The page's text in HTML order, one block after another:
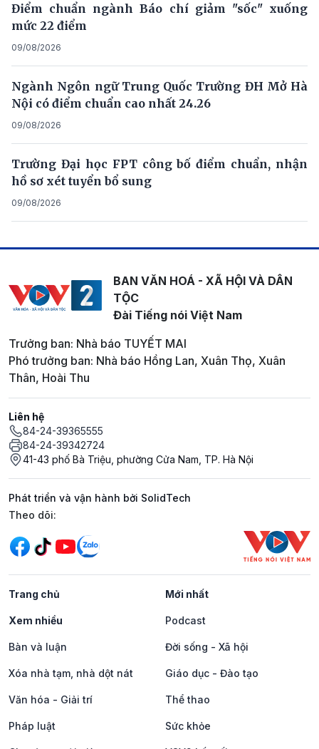
Điểm chuẩn ngành Báo chí giảm "sốc" xuống
mức 22 điểm
09/08/2026
Ngành Ngôn ngữ Trung Quốc Trường ĐH Mở Hà
Nội có điểm chuẩn cao nhất 24.26
09/08/2026
Trường Đại học FPT công bố điểm chuẩn, nhận
hồ sơ xét tuyển bổ sung
09/08/2026
BAN VĂN HOÁ - XÃ HỘI VÀ DÂN
TỘC
Đài Tiếng nói Việt Nam
Trưởng ban: Nhà báo TUYẾT MAI
Phó trưởng ban: Nhà báo Hồng Lan, Xuân Thọ, Xuân
Thân, Hoài Thu
Liên hệ
84-24-39365555
84-24-39342724
41-43 phố Bà Triệu, phường Cửa Nam, TP. Hà Nội
Phát triển và vận hành bởi SolidTech
Mạng xã hội
Theo dõi:
Trang chủ Mới nhất
Xem nhiều Podcast
Bàn và luận Đời sống - Xã hội
Xóa nhà tạm, nhà dột nát Giáo dục - Đào tạo
Văn hóa - Giải trí Thể thao
Pháp luật Sức khỏe